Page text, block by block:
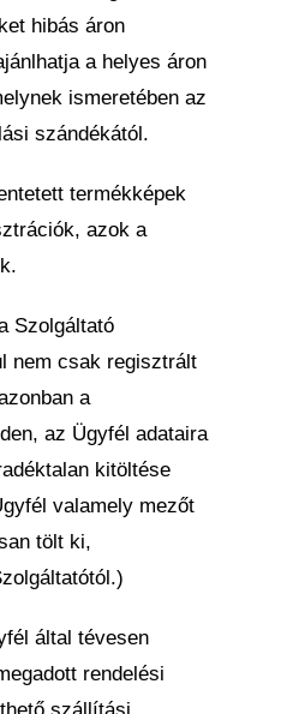
hibás áron
a helyes áron
ismeretében az
szándékától.
termékképek
azok a
Szolgáltató
nem csak regisztrált
a
az Ügyfél adataira
kitöltése
valamely mezőt
tölt ki,
által tévesen
rendelési